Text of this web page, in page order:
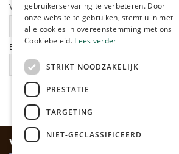
Voornaam: Achternaam:
E-mailadres:
Veilig betalen
gebruikerservaring te verbeteren. Door
onze website te gebruiken, stemt u in met
alle cookies in overeenstemming met ons
Cookiebeleid. Lees verder
STRIKT NOODZAKELIJK
PRESTATIE
TARGETING
NIET-GECLASSIFICEERD